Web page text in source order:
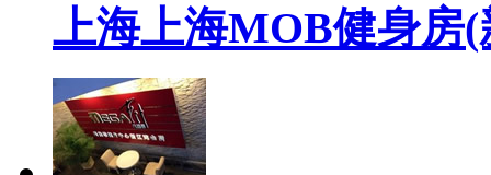
上海上海MOB健身房(